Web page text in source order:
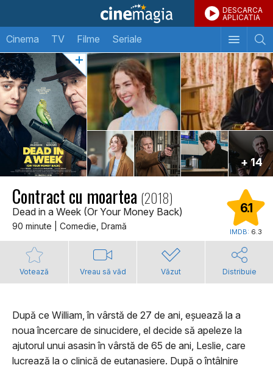
DESCARCA
APLICATIA
Cinema TV Filme Seriale
+ 14
Contract cu moartea (2018)
Dead in a Week (Or Your Money Back)
90 minute | Comedie, Dramă
6.1
IMDB: 6.3
Votează Vreau să văd Văzut Distribuie
După ce William, în vârstă de 27 de ani, eșuează la a
noua încercare de sinucidere, el decide să apeleze la
ajutorul unui asasin în vârstă de 65 de ani, Leslie, care
lucrează la o clinică de eutanasiere. După o întâlnire